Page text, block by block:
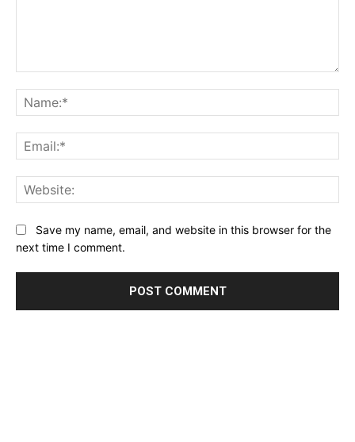
Save my name, email, and website in this browser for the
next time I comment.